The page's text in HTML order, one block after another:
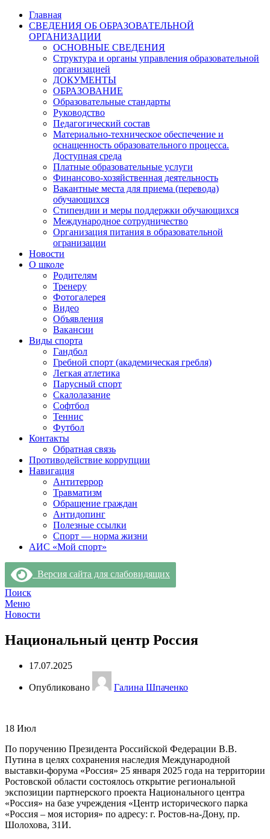
Главная
СВЕДЕНИЯ ОБ ОБРАЗОВАТЕЛЬНОЙ
ОРГАНИЗАЦИИ
ОСНОВНЫЕ СВЕДЕНИЯ
Структура и органы управления образовательной
организацией
ДОКУМЕНТЫ
ОБРАЗОВАНИЕ
Образовательные стандарты
Руководство
Педагогический состав
Материально-техническое обеспечение и
оснащенность образовательного процесса.
Доступная среда
Платные образовательные услуги
Финансово-хозяйственная деятельность
Вакантные места для приема (перевода)
обучающихся
Стипендии и меры поддержки обучающихся
Международное сотрудничество
Организация питания в образовательной
огранизации
Новости
О школе
Родителям
Тренеру
Фотогалерея
Видео
Объявления
Вакансии
Виды спорта
Гандбол
Гребной спорт (академическая гребля)
Легкая атлетика
Парусный спорт
Скалолазание
Софтбол
Теннис
Футбол
Контакты
Обратная связь
Противодействие коррупции
Навигация
Антитеррор
Травматизм
Обращение граждан
Антидопинг
Полезные ссылки
Спорт — норма жизни
АИС «Мой спорт»
Версия сайта для слабовидящих
Поиск
Меню
Новости
Национальный центр Россия
17.07.2025
Опубликовано Галина Шпаченко
18 Июл
По поручению Президента Российской Федерации В.В.
Путина в целях сохранения наследия Международной
выставки-форума «Россия» 25 января 2025 года на территории
Ростовской области состоялось открытие региональной
экспозиции партнерского проекта Национального центра
«Россия» на базе учреждения «Центр исторического парка
«Россия – моя история» по адресу: г. Ростов-на-Дону, пр.
Шолохова, 31И.